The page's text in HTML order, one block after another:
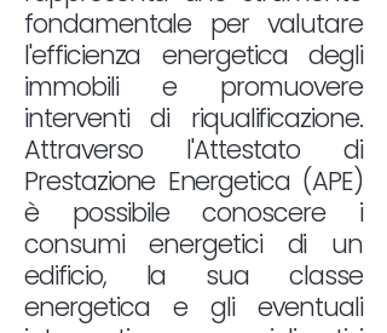
fondamentale per valutare
l'efficienza energetica degli
immobili e promuovere
interventi di riqualificazione.
Attraverso l'Attestato di
Prestazione Energetica (APE)
è possibile conoscere i
consumi energetici di un
edificio, la sua classe
energetica e gli eventuali